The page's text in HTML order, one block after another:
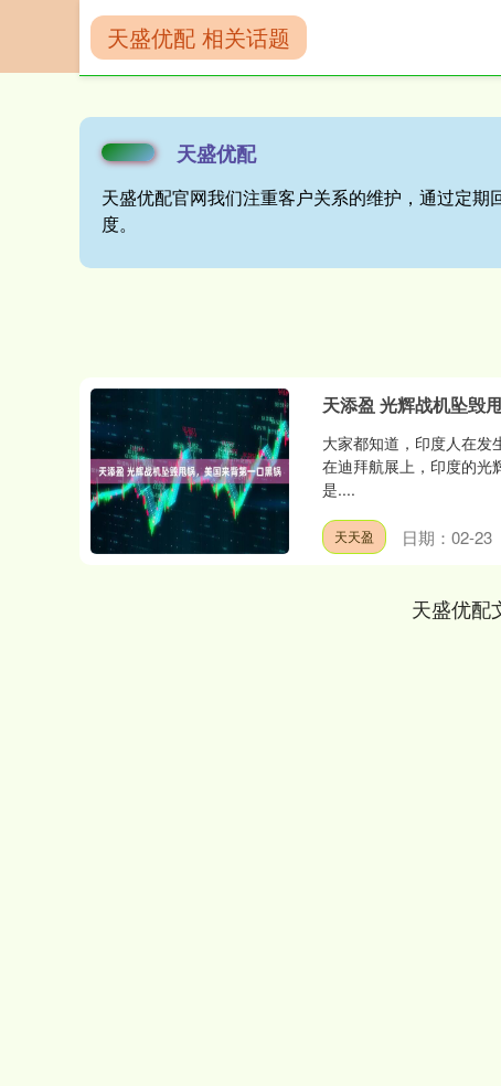
天盛优配
天盛优配官网我们注重客户关系的维护，通过定
度。
天盛优配 相关话题
天添盈 光辉战机坠毁
大家都知道，印度人在发
在迪拜航展上，印度的光
是....
天天盈 日期：02-23
天盛优配